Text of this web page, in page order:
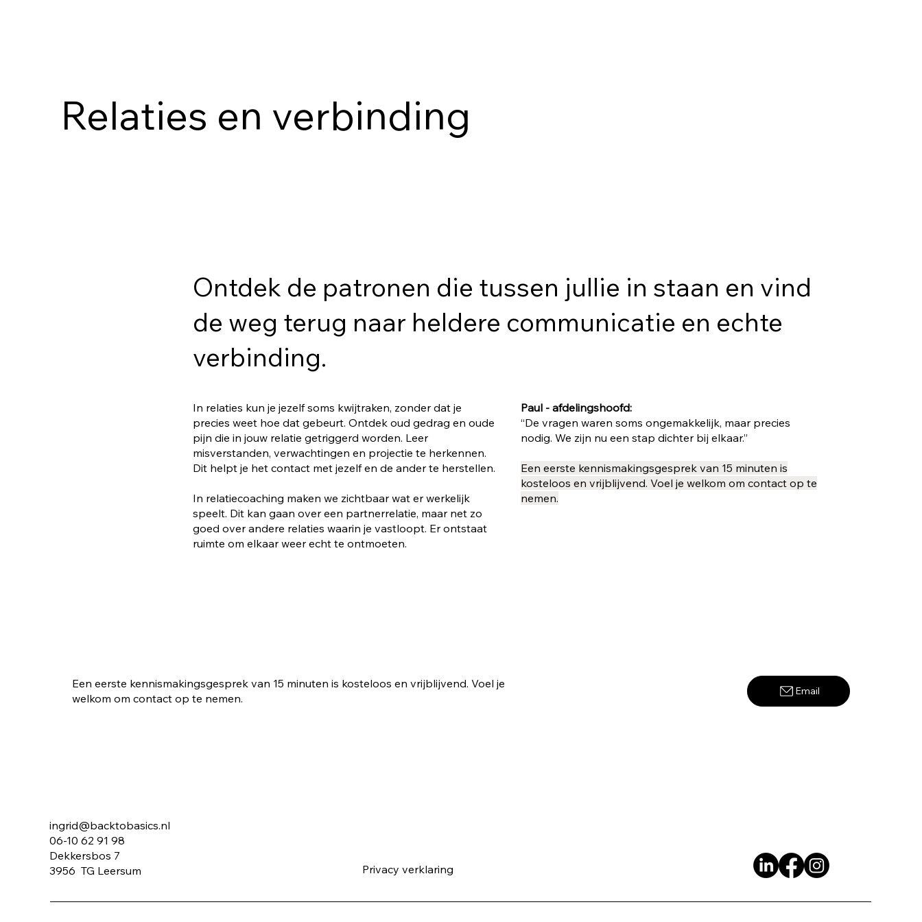
Relaties en verbinding
Ontdek de patronen die tussen jullie in staan en vind
de weg terug naar heldere communicatie en echte
verbinding.
In relaties kun je jezelf soms kwijtraken, zonder dat je
precies weet hoe dat gebeurt. Ontdek oud gedrag en oude
pijn die in jouw relatie getriggerd worden. Leer
misverstanden, verwachtingen en projectie te herkennen.
Dit helpt je het contact met jezelf en de ander te herstellen.
In relatiecoaching maken we zichtbaar wat er werkelijk
speelt. Dit kan gaan over een partnerrelatie, maar net zo
goed over andere relaties waarin je vastloopt. Er ontstaat
ruimte om elkaar weer echt te ontmoeten.
Paul - afdelingshoofd:
“De vragen waren soms ongemakkelijk, maar precies
nodig. We zijn nu een stap dichter bij elkaar.”
Een eerste kennismakingsgesprek van 15 minuten is
kosteloos en vrijblijvend. Voel je welkom om contact op te
nemen.
Een eerste kennismakingsgesprek van 15 minuten is kosteloos en vrijblijvend. Voel je
welkom om contact op te nemen.
Email
ingrid@backtobasics.nl
06-10 62 91 98
Dekkersbos 7
3956 TG Leersum
Privacy verklaring